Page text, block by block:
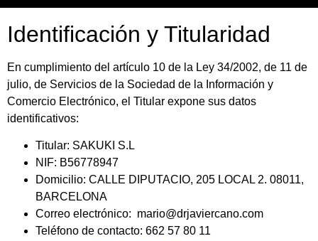
Identificación y Titularidad
En cumplimiento del artículo 10 de la Ley 34/2002, de 11 de
julio, de Servicios de la Sociedad de la Información y
Comercio Electrónico, el Titular expone sus datos
identificativos:
Titular: SAKUKI S.L
NIF: B56778947
Domicilio: CALLE DIPUTACIO, 205 LOCAL 2. 08011,
BARCELONA
Correo electrónico: mario@drjaviercano.com
Teléfono de contacto: 662 57 80 11